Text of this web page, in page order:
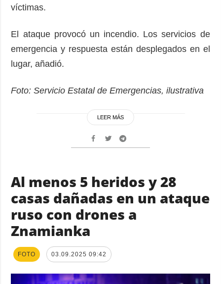
víctimas.
El ataque provocó un incendio. Los servicios de
emergencia y respuesta están desplegados en el
lugar, añadió.
Foto: Servicio Estatal de Emergencias, ilustrativa
LEER MÁS
Al menos 5 heridos y 28
casas dañadas en un ataque
ruso con drones a
Znamianka
FOTO 03.09.2025 09:42